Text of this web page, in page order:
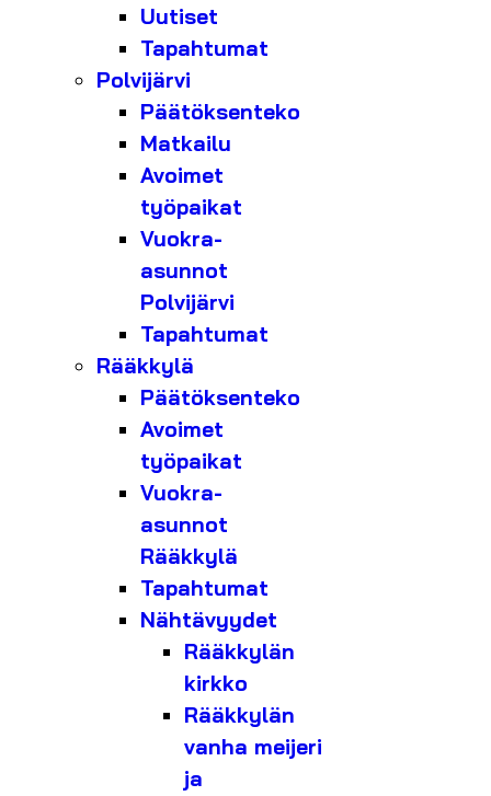
Uutiset
Tapahtumat
Polvijärvi
Päätöksenteko
Matkailu
Avoimet
työpaikat
Vuokra-
asunnot
Polvijärvi
Tapahtumat
Rääkkylä
Päätöksenteko
Avoimet
työpaikat
Vuokra-
asunnot
Rääkkylä
Tapahtumat
Nähtävyydet
Rääkkylän
kirkko
Rääkkylän
vanha meijeri
ja